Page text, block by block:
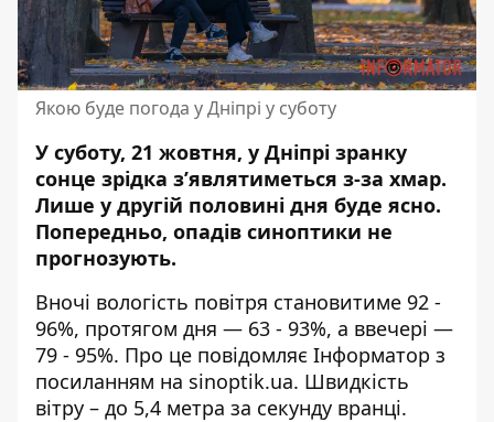
Якою буде погода у Дніпрі у суботу
У суботу, 21 жовтня, у Дніпрі зранку
сонце зрідка з’являтиметься з-за хмар.
Лише у другій половині дня буде ясно.
Попередньо, опадів синоптики не
прогнозують.
Вночі вологість повітря становитиме 92 -
96%, протягом дня — 63 - 93%, а ввечері —
79 - 95%. Про це повідомляє Інформатор з
посиланням на sinoptik.ua. Швидкість
вітру – до 5,4 метра за секунду вранці.